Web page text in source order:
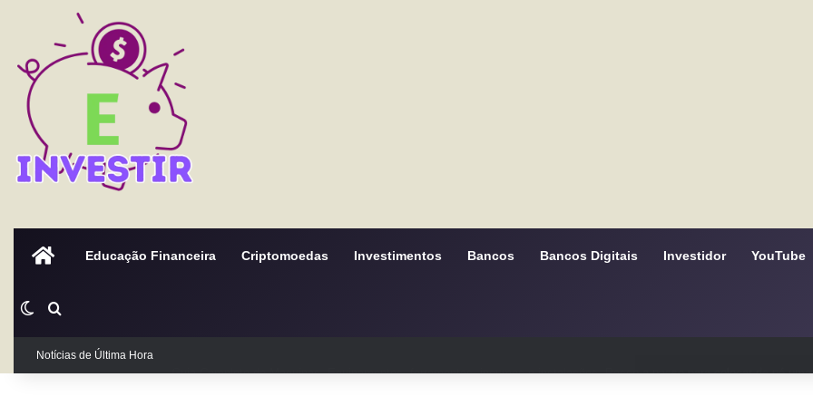
HomeEducação Financeira Criptomoedas Investimentos Bancos Bancos Digitais Investidor YouTube
Switch skin
Notícias de Última Hora